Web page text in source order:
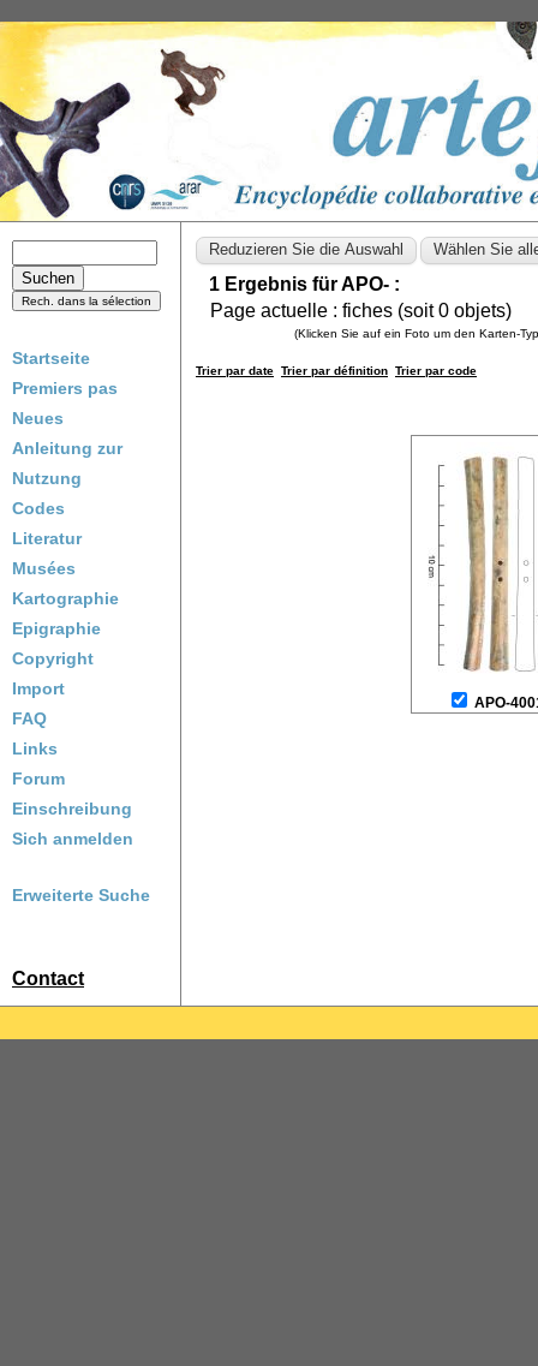
Startseite
Premiers pas
Neues
Anleitung zur
Nutzung
Codes
Literatur
Musées
Kartographie
Epigraphie
Copyright
Import
FAQ
Links
Forum
Einschreibung
Sich anmelden
Erweiterte Suche
Contact
1 Ergebnis für APO- :
Page actuelle : fiches (soit0 objets)
(Klicken Sie auf ein Foto um den Karten-
Trier par date Trier par définition Trier par code
APO-